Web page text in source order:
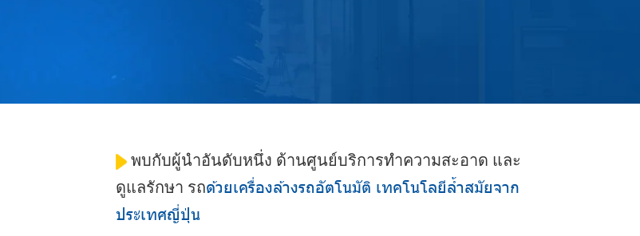
พบกับผู้นำอันดับหนึ่ง ด้านศูนย์บริการทำความสะอาด และ
ดูแลรักษา รถด้วยเครื่องล้างรถอัตโนมัติ เทคโนโลยีล้ำสมัยจาก
ประเทศญี่ปุ่น